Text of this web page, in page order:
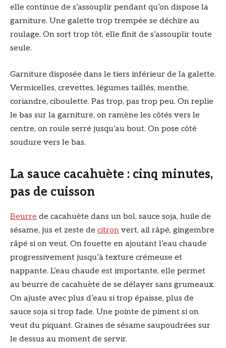
elle continue de s’assouplir pendant qu’on dispose la
garniture. Une galette trop trempée se déchire au
roulage. On sort trop tôt, elle finit de s’assouplir toute
seule.
Garniture disposée dans le tiers inférieur de la galette.
Vermicelles, crevettes, légumes taillés, menthe,
coriandre, ciboulette. Pas trop, pas trop peu. On replie
le bas sur la garniture, on ramène les côtés vers le
centre, on roule serré jusqu’au bout. On pose côté
soudure vers le bas.
La sauce cacahuète : cinq minutes,
pas de cuisson
Beurre de cacahuète dans un bol, sauce soja, huile de
sésame, jus et zeste de citron vert, ail râpé, gingembre
râpé si on veut. On fouette en ajoutant l’eau chaude
progressivement jusqu’à texture crémeuse et
nappante. L’eau chaude est importante, elle permet
au beurre de cacahuète de se délayer sans grumeaux.
On ajuste avec plus d’eau si trop épaisse, plus de
sauce soja si trop fade. Une pointe de piment si on
veut du piquant. Graines de sésame saupoudrées sur
le dessus au moment de servir.